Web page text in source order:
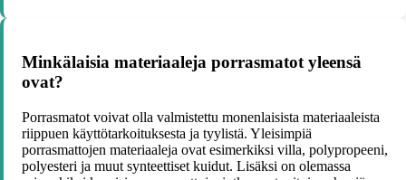
Minkälaisia materiaaleja porrasmatot yleensä
ovat?
Porrasmatot voivat olla valmistettu monenlaisista materiaaleista
riippuen käyttötarkoituksesta ja tyylistä. Yleisimpiä
porrasmattojen materiaaleja ovat esimerkiksi villa, polypropeeni,
polyesteri ja muut synteettiset kuidut. Lisäksi on olemassa